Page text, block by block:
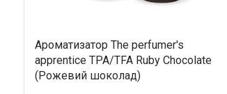
Ароматизатор The perfumer's
apprentice TPA/TFA Ruby Chocolate
(Рожевий шоколад)